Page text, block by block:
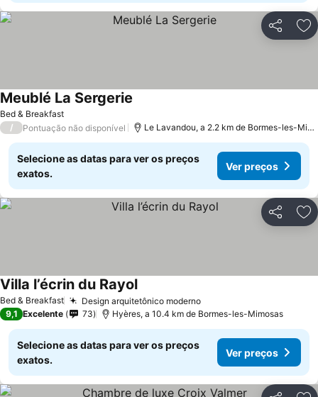
Partilhar
Bed & Breakfast
Meublé La Sergerie
/ Pontuação não disponível Le Lavandou, a 2.2 km de Bormes-les-Mimosas
Selecione as datas para ver os preços
exatos.
Ver preços
Partilhar
Bed & Breakfast Design arquitetônico moderno
Villa l’écrin du Rayol
9,1 Excelente 73 Hyères, a 10.4 km de Bormes-les-Mimosas
Selecione as datas para ver os preços
exatos.
Ver preços